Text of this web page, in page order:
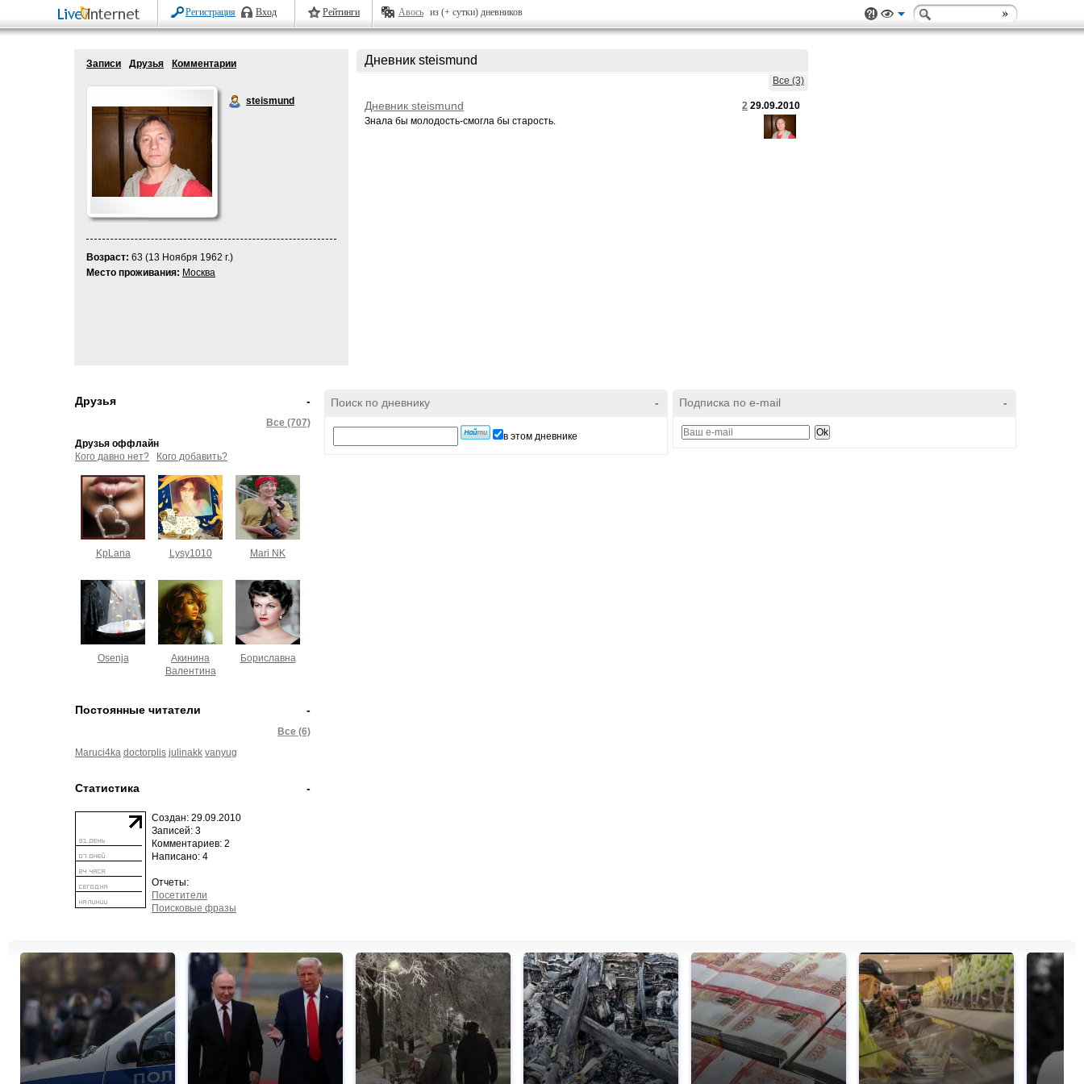
Регистрация Вход Рейтинги Авось из (+ сутки) дневников
Записи Друзья Комментарии
steismund
Возраст: 63 (13 Ноября 1962 г.)
Место проживания: Москва
Дневник steismund
Все (3)
2 29.09.2010
Дневник steismund
Знала бы молодость-смогла бы старость.
-
Друзья
Все (707)
Друзья оффлайн
Кого давно нет?
Кого добавить?
KpLana Lysy1010 Mari NK
Osenja
Акинина
Валентина
Бориславна
-
Постоянные читатели
Все (6)
Maruci4ka doctorplis julinakk vanyug
-
Статистика
Создан: 29.09.2010
Записей: 3
Комментариев: 2
Написано: 4
Отчеты:
Посетители
Поисковые фразы
-
Поиск по дневнику
в этом дневнике
-
Подписка по e-mail